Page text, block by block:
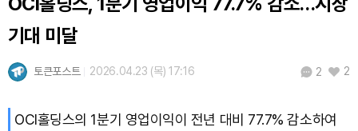
BNB (BNB) ₩ 835,782 (-1.67%)
USDC (USDC)
Solana (SOL) ₩103,509(-2.09%)
기대 미달
토큰포스트 2026.04.23 (목) 17:16 2 2
OCI홀딩스의 1분기 영업이익이 전년 대비 77.7% 감소하여